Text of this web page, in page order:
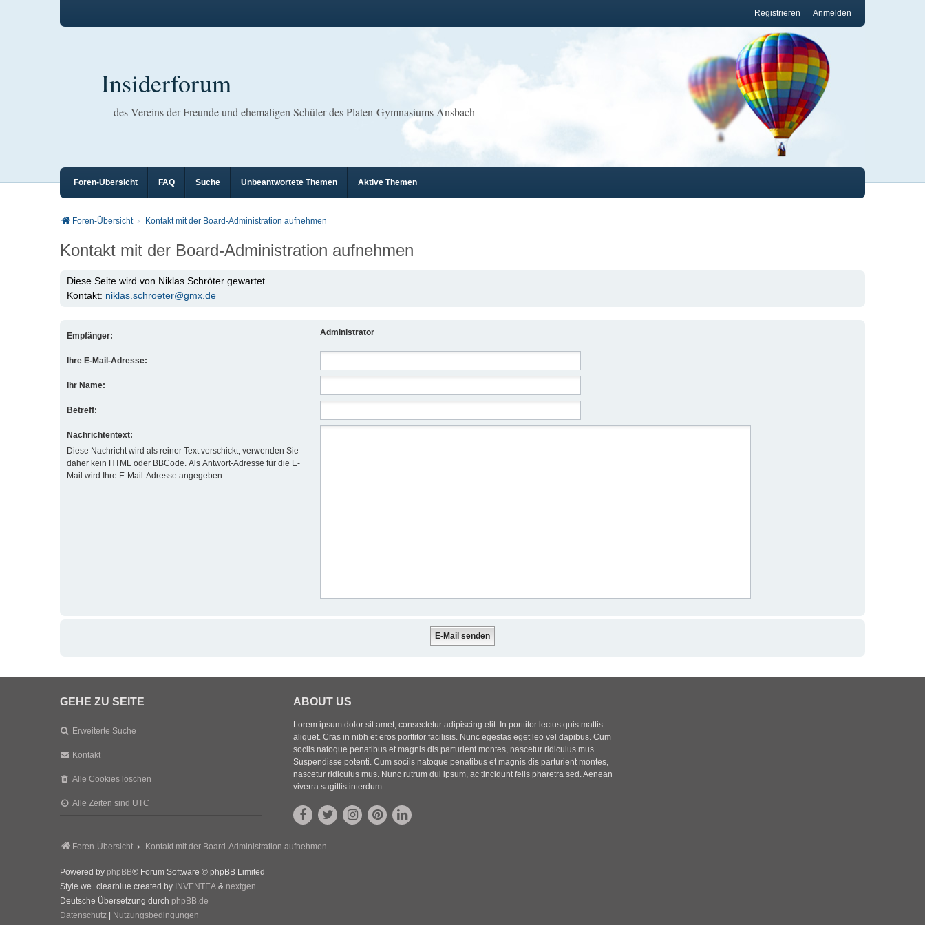
Anmelden
Registrieren
Insiderforum
des Vereins der Freunde und ehemaligen Schüler des Platen-Gymnasiums Ansbach
Foren-Übersicht FAQ Suche Unbeantwortete Themen Aktive Themen
Foren-Übersicht Kontakt mit der Board-Administration aufnehmen
Kontakt mit der Board-Administration aufnehmen
Diese Seite wird von Niklas Schröter gewartet.
Kontakt: niklas.schroeter@gmx.de
Empfänger: Administrator
Ihre E-Mail-Adresse:
Ihr Name:
Betreff:
Nachrichtentext:
Diese Nachricht wird als reiner Text verschickt, verwenden Sie
daher kein HTML oder BBCode. Als Antwort-Adresse für die E-
Mail wird Ihre E-Mail-Adresse angegeben.
GEHE ZU SEITE
Erweiterte Suche
Kontakt
Alle Cookies löschen
Alle Zeiten sind UTC
ABOUT US
Lorem ipsum dolor sit amet, consectetur adipiscing elit. In porttitor lectus quis mattis
aliquet. Cras in nibh et eros porttitor facilisis. Nunc egestas eget leo vel dapibus. Cum
sociis natoque penatibus et magnis dis parturient montes, nascetur ridiculus mus.
Suspendisse potenti. Cum sociis natoque penatibus et magnis dis parturient montes,
nascetur ridiculus mus. Nunc rutrum dui ipsum, ac tincidunt felis pharetra sed. Aenean
viverra sagittis interdum.
Foren-Übersicht Kontakt mit der Board-Administration aufnehmen
Powered by phpBB® Forum Software © phpBB Limited
Style we_clearblue created by INVENTEA & nextgen
Deutsche Übersetzung durch phpBB.de
Datenschutz
Nutzungsbedingungen